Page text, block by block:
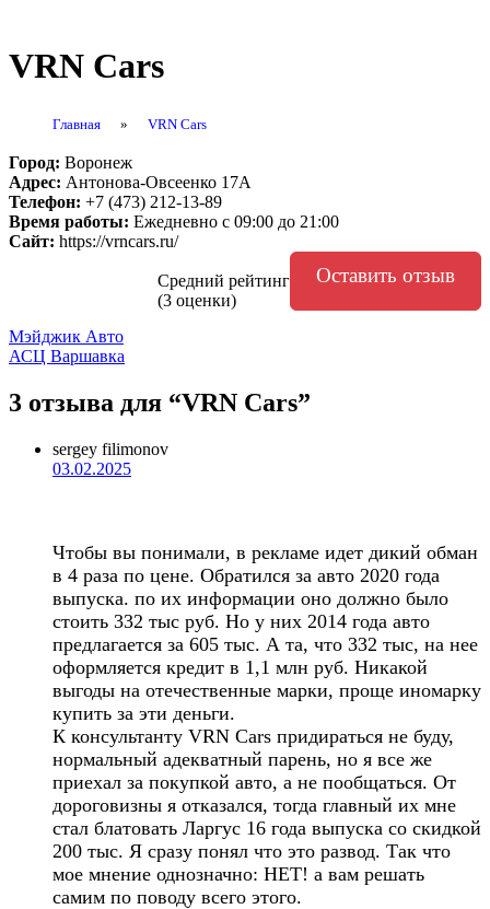
VRN Cars
Главная » VRN Cars
Город: Воронеж
Адрес: Антонова-Овсеенко 17А
Телефон: +7 (473) 212-13-89
Время работы: Ежедневно с 09:00 до 21:00
Сайт: https://vrncars.ru/
Средний рейтинг
(3 оценки)
Оставить отзыв
Навигация
по
записям
Мэйджик Авто
АСЦ Варшавка
3 отзыва для “VRN Cars”
sergey filimonov
03.02.2025
Чтобы вы понимали, в рекламе идет дикий обман
в 4 раза по цене. Обратился за авто 2020 года
выпуска. по их информации оно должно было
стоить 332 тыс руб. Но у них 2014 года авто
предлагается за 605 тыс. А та, что 332 тыс, на нее
оформляется кредит в 1,1 млн руб. Никакой
выгоды на отечественные марки, проще иномарку
купить за эти деньги.
К консультанту VRN Cars придираться не буду,
нормальный адекватный парень, но я все же
приехал за покупкой авто, а не пообщаться. От
дороговизны я отказался, тогда главный их мне
стал блатовать Ларгус 16 года выпуска со скидкой
200 тыс. Я сразу понял что это развод. Так что
мое мнение однозначно: НЕТ! а вам решать
самим по поводу всего этого.